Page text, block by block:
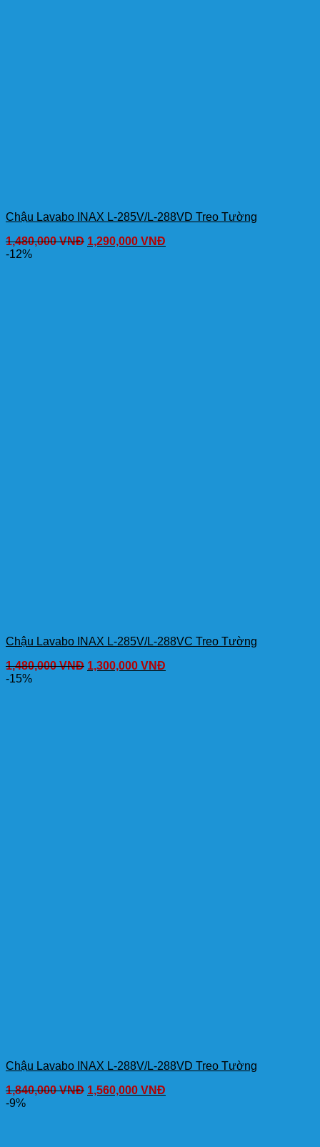
Chậu Lavabo INAX L-285V/L-288VD Treo Tường
1,480,000VNĐ 1,290,000 VNĐ
-12%
Chậu Lavabo INAX L-285V/L-288VC Treo Tường
1,480,000VNĐ 1,300,000 VNĐ
-15%
Chậu Lavabo INAX L-288V/L-288VD Treo Tường
1,840,000VNĐ 1,560,000 VNĐ
-9%